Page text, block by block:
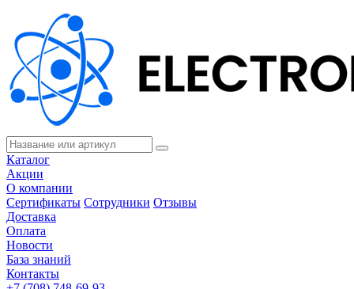
Каталог
Акции
О компании
Сертификаты Сотрудники Отзывы
Доставка
Оплата
Новости
База знаний
Контакты